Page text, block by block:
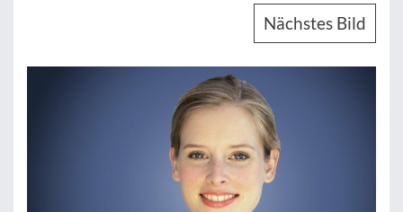
Nächstes Bild